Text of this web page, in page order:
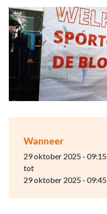
Wanneer
29 oktober 2025 - 09:15
tot
29 oktober 2025 - 09:45